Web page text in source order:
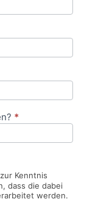
*
Kenntnis
dass die dabei
werden.